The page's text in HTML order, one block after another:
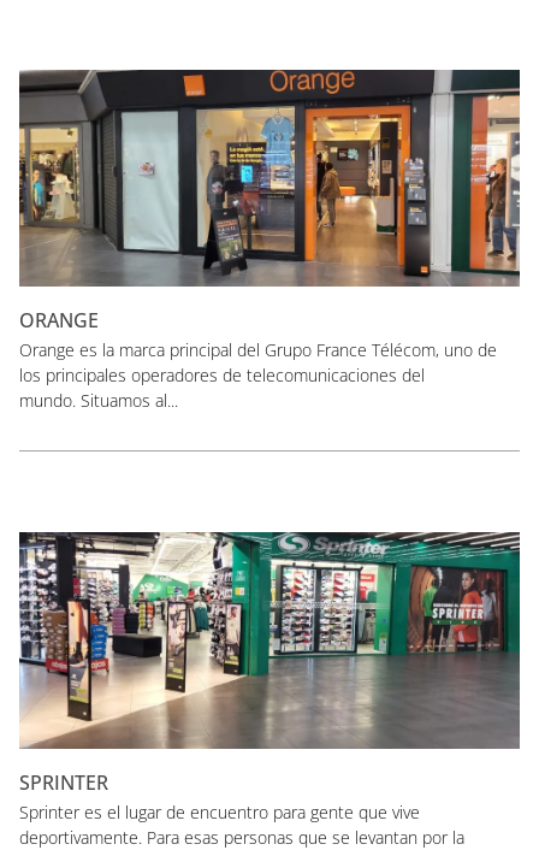
ORANGE
Orange es la marca principal del Grupo France Télécom, uno de
los principales operadores de telecomunicaciones del
mundo. Situamos al...
SPRINTER
Sprinter es el lugar de encuentro para gente que vive
deportivamente. Para esas personas que se levantan por la